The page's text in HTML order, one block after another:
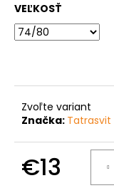
VEĽKOSŤ
Zvoľte variant
Značka: Tatrasvit
€13
p
o
ú
a